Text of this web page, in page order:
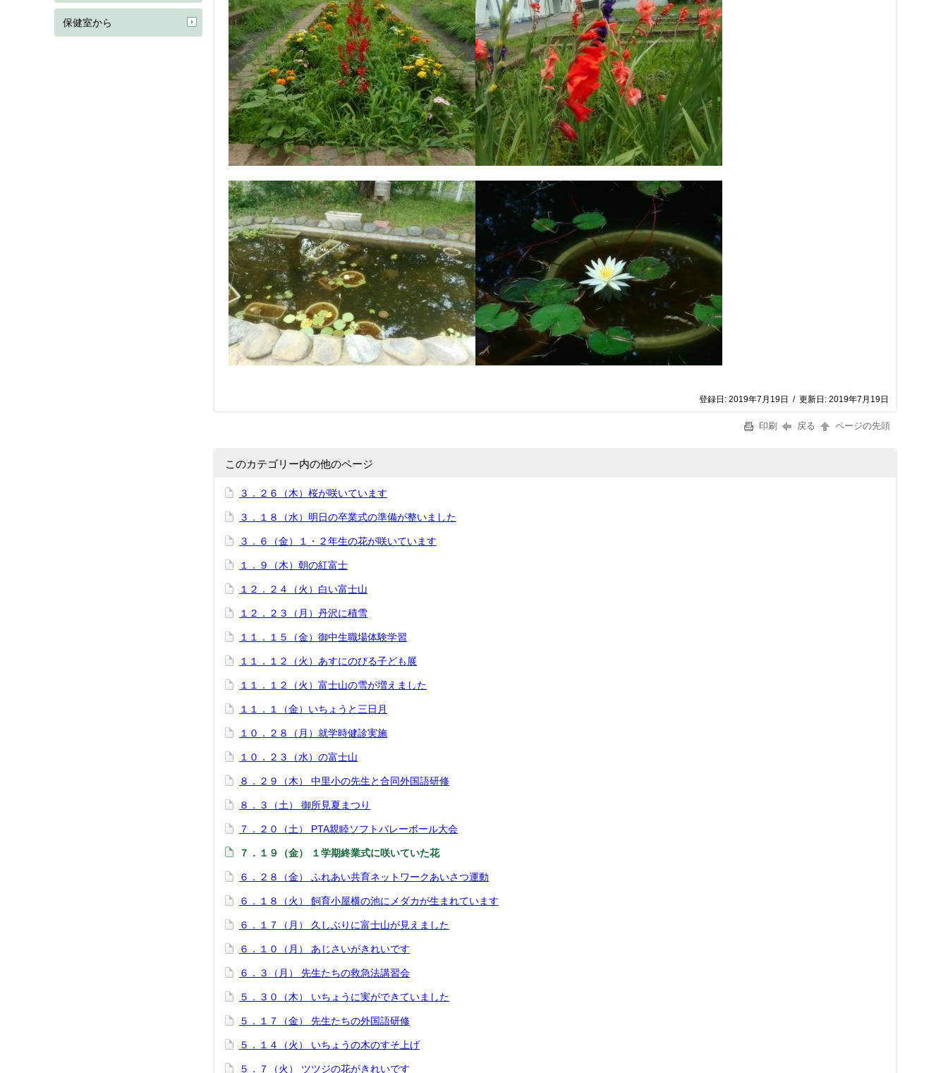
保健室から
登録日: 2019年7月19日 / 更新日: 2019年7月19日
印刷 戻る ページの先頭
このカテゴリー内の他のページ
３．２６（木）桜が咲いています
３．１８（水）明日の卒業式の準備が整いました
３．６（金）１・２年生の花が咲いています
１．９（木）朝の紅富士
１２．２４（火）白い富士山
１２．２３（月）丹沢に積雪
１１．１５（金）御中生職場体験学習
１１．１２（火）あすにのびる子ども展
１１．１２（火）富士山の雪が増えました
１１．１（金）いちょうと三日月
１０．２８（月）就学時健診実施
１０．２３（水）の富士山
８．２９（木） 中里小の先生と合同外国語研修
８．３（土） 御所見夏まつり
７．２０（土） PTA親睦ソフトバレーボール大会
７．１９（金） １学期終業式に咲いていた花
６．２８（金） ふれあい共育ネットワークあいさつ運動
６．１８（火） 飼育小屋横の池にメダカが生まれています
６．１７（月） 久しぶりに富士山が見えました
６．１０（月） あじさいがきれいです
６．３（月） 先生たちの救急法講習会
５．３０（木） いちょうに実ができていました
５．１７（金） 先生たちの外国語研修
５．１４（火） いちょうの木のすそ上げ
５．７（火） ツツジの花がきれいです